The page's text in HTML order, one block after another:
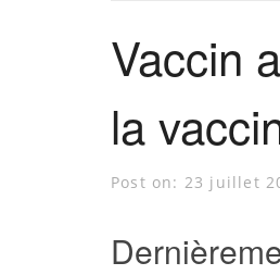
Vaccin
la
Post on: 23 juillet